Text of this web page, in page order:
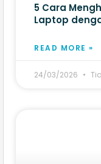
5 Cara
Laptop
READ MORE »
24/03/2026